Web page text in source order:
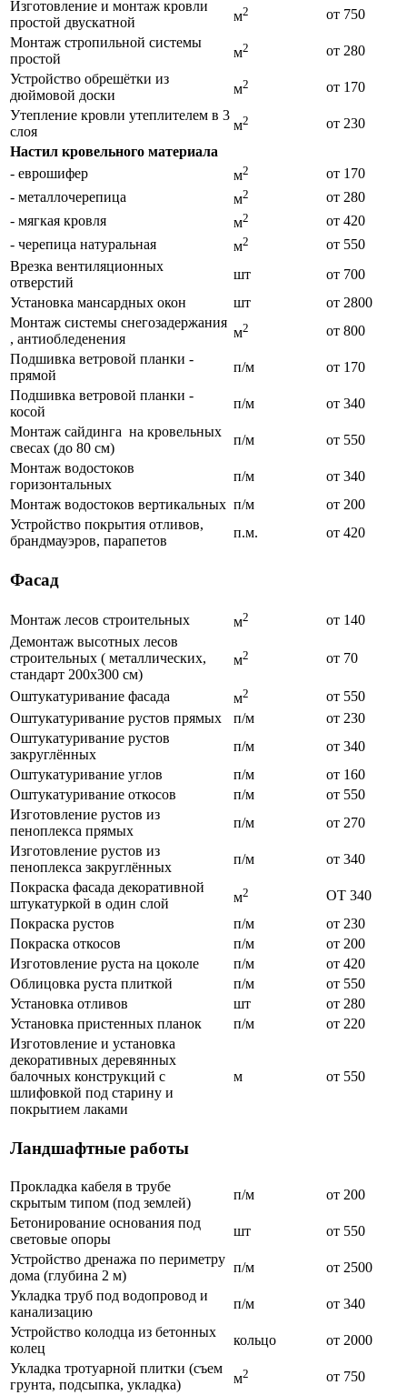
Изготовление и монтаж кровли
простой двускатной
м2
от 750
Монтаж стропильной системы
простой
м2
от 280
Устройство обрешётки из
дюймовой доски
м2
от 170
Утепление кровли утеплителем в 3
слоя
м2
от 230
Настил кровельного материала
- еврошифер
м2
от 170
- металлочерепица
м2
от 280
- мягкая кровля
м2
от 420
- черепица натуральная
м2
от 550
Врезка вентиляционных
отверстий
шт
от 700
Установка мансардных окон
шт
от 2800
Монтаж системы снегозадержания
, антиобледенения
м2
от 800
Подшивка ветровой планки -
прямой
п/м
от 170
Подшивка ветровой планки -
косой
п/м
от 340
Монтаж сайдинга на кровельных
свесах (до 80 см)
п/м
от 550
Монтаж водостоков
горизонтальных
п/м
от 340
Монтаж водостоков вертикальных п/м
от 200
Устройство покрытия отливов,
брандмауэров, парапетов
п.м. от 420
Фасад
Монтаж лесов строительных м2
от 140
Демонтаж высотных лесов
строительных ( металлических,
стандарт 200х300 см)
м2 от 70
Оштукатуривание фасада м2
от 550
Оштукатуривание рустов прямых
п/м
от 230
Оштукатуривание рустов
закруглённых
п/м
от 340
Оштукатуривание углов
п/м
от 160
Оштукатуривание откосов
п/м
от 550
Изготовление рустов из
пеноплекса прямых
п/м
от 270
Изготовление рустов из
пеноплекса закруглённых
п/м
от 340
Покраска фасада декоративной
штукатуркой в один слой
м2
ОТ 340
Покраска рустов
п/м
от 230
Покраска откосов
п/м
от 200
Изготовление руста на цоколе
п/м
от 420
Облицовка руста плиткой
п/м
от 550
Установка отливов
шт
от 280
Установка пристенных планок
п/м
от 220
Изготовление и установка
декоративных деревянных
балочных конструкций с
шлифовкой под старину и
покрытием лаками
м от 550
Ландшафтные работы
Прокладка кабеля в трубе
скрытым типом (под землей)
п/м
от 200
Бетонирование основания под
световые опоры
шт
от 550
Устройство дренажа по периметру
дома (глубина 2 м)
п/м
от 2500
Укладка труб под водопровод и
канализацию
п/м
от 340
Устройство колодца из бетонных
колец
кольцо
от 2000
Укладка тротуарной плитки (съем
грунта, подсыпка, укладка)
м2
от 750